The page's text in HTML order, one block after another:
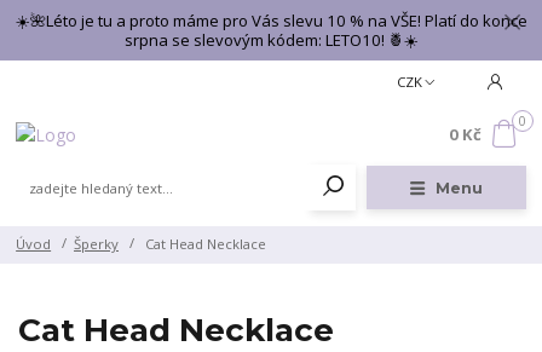
☀️🌺Léto je tu a proto máme pro Vás slevu 10 % na VŠE! Platí do konce
srpna se slevovým kódem: LETO10! 🍍☀️
Menu
CZK
0
0 Kč
Úvod Šperky Cat Head Necklace
Cat Head Necklace